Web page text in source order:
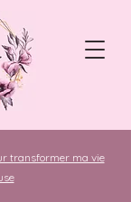
transformer ma vie